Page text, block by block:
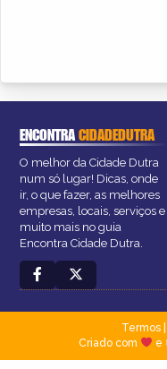
ENCONTRACIDADEDUTRA
O melhor da Cidade Dutra
num só lugar! Dicas, onde
ir, o que fazer, as melhores
empresas, locais, serviços e
muito mais no guia
Encontra Cidade Dutra.
Termos|
Criado com
e